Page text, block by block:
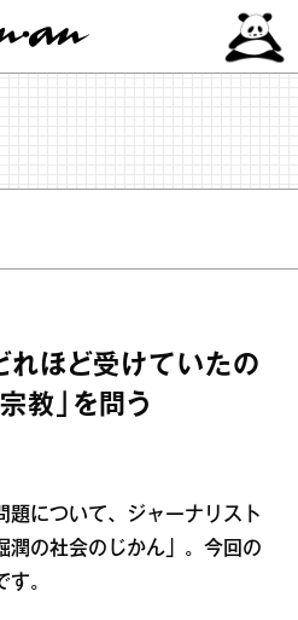
れほど受けていたの
教」を問う
題について、ジャーナリスト
潤の社会のじかん」。今回の
す。